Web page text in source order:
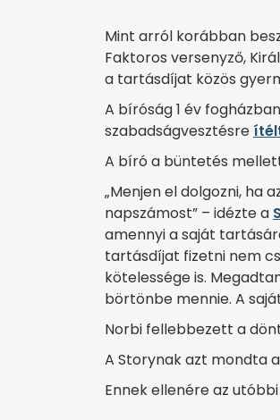
Mint arról korábban
Faktoros versenyző,
a tartásdíjat közös
A bíróság 1 év
szabadságvesztésre
A bíró a büntetés
„Menjen el dolgozni, ha
napszámost” – idézte a
amennyi a saját
tartásdíjat fizetni nem
kötelessége is.
börtönbe mennie. A
Norbi fellebbezett a
A Storynak azt mondta
Ennek ellenére az